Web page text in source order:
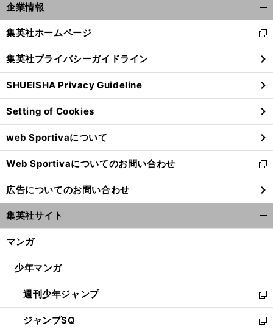
企業情報
閉
る
集英社ホームページ
新
し
い
ウ
ィ
ン
ド
ウ
で
開
く
集英社プライバシーガイドライン
SHUEISHA Privacy Guideline
Setting of Cookies
web Sportivaについて
Web Sportivaについてのお問い合わせ
新
し
い
ウ
ィ
ン
ウ
開
く
広告についてのお問い合わせ
集英社サイト
マンガ
少年マンガ
週刊少年ジャンプ
新
し
い
ジャンプSQ
新